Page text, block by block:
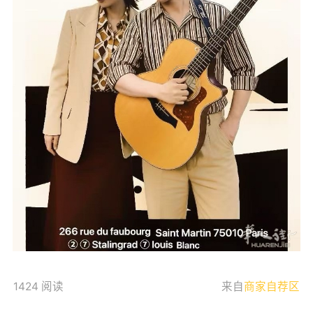
1424 阅读 来自 商家自荐区